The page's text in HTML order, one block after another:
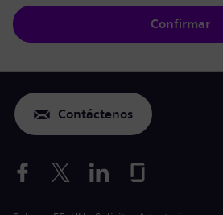
Confirmar
Contáctenos